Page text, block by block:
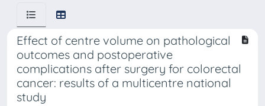
Effect of centre volume on pathological
outcomes and postoperative
complications after surgery for colorectal
cancer: results of a multicentre national
study